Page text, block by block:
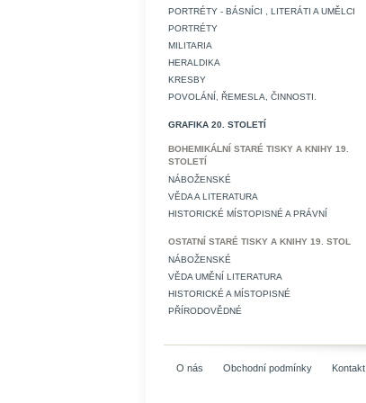
PORTRÉTY - BÁSNÍCI , LITERÁTI A UMĚLCI
PORTRÉTY
MILITARIA
HERALDIKA
KRESBY
POVOLÁNÍ, ŘEMESLA, ČINNOSTI.
GRAFIKA 20. STOLETÍ
BOHEMIKÁLNÍ STARÉ TISKY A KNIHY 19.
STOLETÍ
NÁBOŽENSKÉ
VĚDA A LITERATURA
HISTORICKÉ MÍSTOPISNÉ A PRÁVNÍ
OSTATNÍ STARÉ TISKY A KNIHY 19. STOL
NÁBOŽENSKÉ
VĚDA UMĚNÍ LITERATURA
HISTORICKÉ A MÍSTOPISNÉ
PŘÍRODOVĚDNÉ
O nás Obchodní podmínky Kontakt